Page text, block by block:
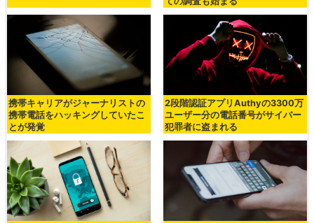
携帯キャリアがジャーナリストの
携帯電話をハッキングしていたこ
とが発覚
2段階認証アプリAuthyの3300万
ユーザー分の電話番号がサイバー
犯罪者に盗まれる